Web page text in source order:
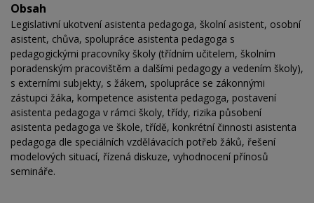
Obsah
Legislativní ukotvení asistenta pedagoga, školní asistent, osobní
asistent, chůva, spolupráce asistenta pedagoga s
pedagogickými pracovníky školy (třídním učitelem, školním
poradenským pracovištěm a dalšími pedagogy a vedením školy),
s externími subjekty, s žákem, spolupráce se zákonnými
zástupci žáka, kompetence asistenta pedagoga, postavení
asistenta pedagoga v rámci školy, třídy, rizika působení
asistenta pedagoga ve škole, třídě, konkrétní činnosti asistenta
pedagoga dle speciálních vzdělávacích potřeb žáků, řešení
modelových situací, řízená diskuze, vyhodnocení přínosů
semináře.